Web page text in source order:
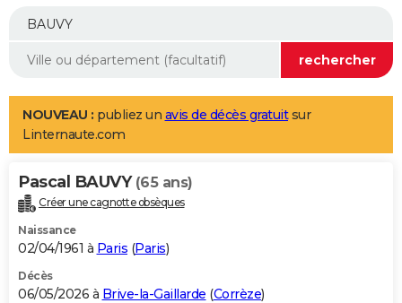
Mobiles
Meilleur smartphone
Internet
Ordinateurs
Jeux vidéo
Guide high-tech
Aménagement intérieur
LIFESTYLE
Art de vivre
Bien-être
Loisirs
Mode
Modes de vie
Alimentation
Guide de la santé
Maladies
Médicaments
Sommeil
VOYAGE
Destinations
City break
Voyage nature
Voyage de noces
Forum
Climat
+PHOTO
GUIDES D'ACHAT
BONS PLANS
NOUVEAU : publiez un avis de décès gratuitsur
Linternaute.com
Pascal BAUVY (65 ans)
Créer une cagnotte obsèques
Naissance
02/04/1961 à Paris (Paris)
Décès
06/05/2026 à Brive-la-Gaillarde (Corrèze)